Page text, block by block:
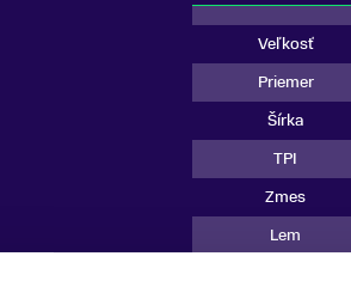
Veľkosť
Priemer
Šírka
TPI
Zmes
Lem